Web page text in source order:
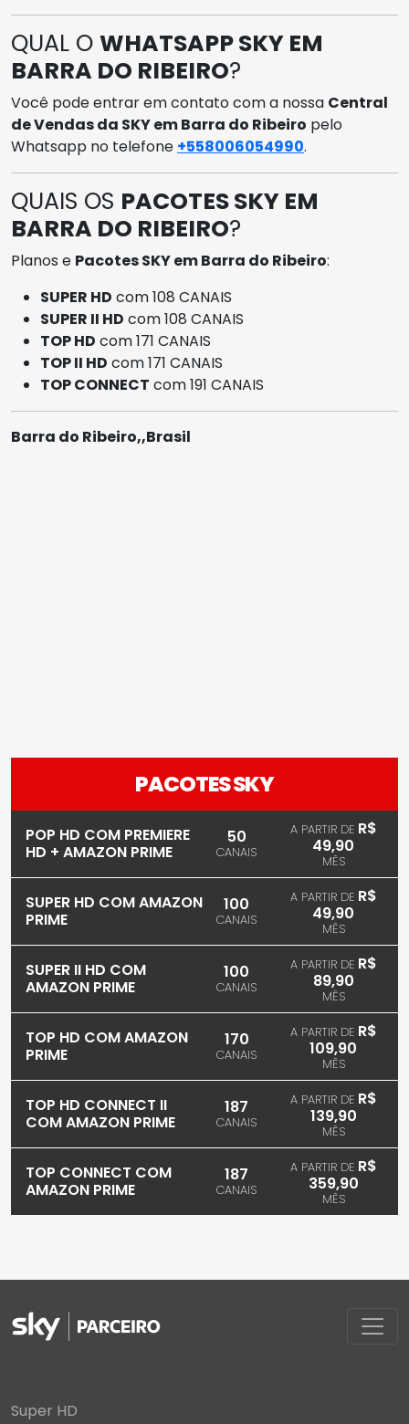
QUAL O WHATSAPP SKY EM
BARRA DO RIBEIRO?
Você pode entrar em contato com a nossa Central
de Vendas da SKY em Barra do Ribeiro pelo
Whatsapp no telefone +558006054990.
QUAIS OS PACOTES SKY EM
BARRA DO RIBEIRO?
Planos e Pacotes SKY em Barra do Ribeiro:
SUPER HD com 108 CANAIS
SUPER II HD com 108 CANAIS
TOP HD com 171 CANAIS
TOP II HD com 171 CANAIS
TOP CONNECT com 191 CANAIS
Barra do Ribeiro,,Brasil
PACOTES SKY
POP HD COM PREMIERE
HD + AMAZON PRIME
50
CANAIS
A PARTIR DE R$
49,90
MÊS
SUPER HD COM AMAZON
PRIME
100
CANAIS
A PARTIR DE R$
49,90
MÊS
SUPER II HD COM
AMAZON PRIME
100
CANAIS
A PARTIR DE R$
89,90
MÊS
TOP HD COM AMAZON
PRIME
170
CANAIS
A PARTIR DE R$
109,90
MÊS
TOP HD CONNECT II
COM AMAZON PRIME
187
CANAIS
A PARTIR DE R$
139,90
MÊS
TOP CONNECT COM
AMAZON PRIME
187
CANAIS
A PARTIR DE R$
359,90
MÊS
Super HD